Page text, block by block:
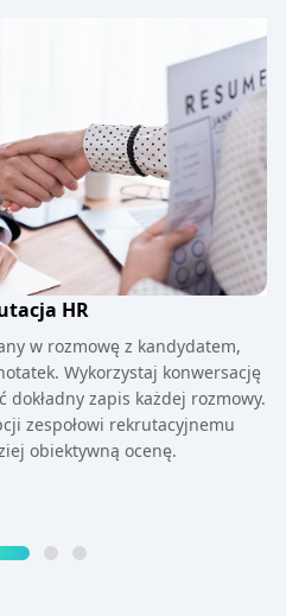
HR
w rozmowę z kandydatem,
Wykorzystaj konwersację
zapis każdej rozmowy.
zespołowi rekrutacyjnemu
obiektywną ocenę.